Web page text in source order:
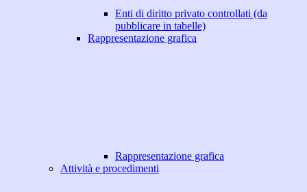
Enti di diritto privato controllati (da
pubblicare in tabelle)
Rappresentazione grafica
Rappresentazione grafica
Attività e procedimenti